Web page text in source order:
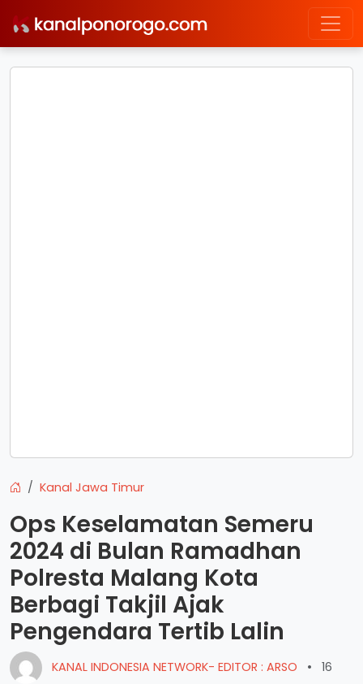
Kanal Jawa Timur
Ops Keselamatan Semeru
2024 di Bulan Ramadhan
Polresta Malang Kota
Berbagi Takjil Ajak
Pengendara Tertib Lalin
KANAL INDONESIA NETWORK- EDITOR : ARSO •
16